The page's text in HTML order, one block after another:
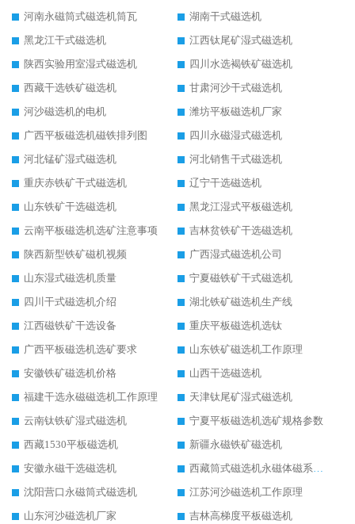
河南永磁筒式磁选机筒瓦
湖南干式磁选机
黑龙江干式磁选机
江西钛尾矿湿式磁选机
陕西实验用室湿式磁选机
四川水选褐铁矿磁选机
西藏干选铁矿磁选机
甘肃河沙干式磁选机
河沙磁选机的电机
潍坊平板磁选机厂家
广西平板磁选机磁铁排列图
四川永磁湿式磁选机
河北锰矿湿式磁选机
河北销售干式磁选机
重庆赤铁矿干式磁选机
辽宁干选磁选机
山东铁矿干选磁选机
黑龙江湿式平板磁选机
云南平板磁选机选矿注意事项
吉林贫铁矿干选磁选机
陕西新型铁矿磁机视频
广西湿式磁选机公司
山东湿式磁选机质量
宁夏磁铁矿干式磁选机
四川干式磁选机介绍
湖北铁矿磁选机生产线
江西磁铁矿干选设备
重庆平板磁选机选钛
广西平板磁选机选矿要求
山东铁矿磁选机工作原理
安徽铁矿磁选机价格
山西干选磁选机
福建干选永磁磁选机工作原理
天津钛尾矿湿式磁选机
云南钛铁矿湿式磁选机
宁夏平板磁选机选矿规格参数
西藏1530平板磁选机
新疆永磁铁矿磁选机
安徽永磁干选磁选机
西藏筒式磁选机永磁体磁系设计
沈阳营口永磁筒式磁选机
江苏河沙磁选机工作原理
山东河沙磁选机厂家
吉林高梯度平板磁选机